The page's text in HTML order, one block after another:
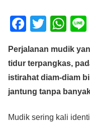
F
c
e
b
T
tt
er
W
at
s
A
Perjalanan mudik
tidur terpangkas,
istirahat diam-diam
jantung tanpa
Mudik sering kali